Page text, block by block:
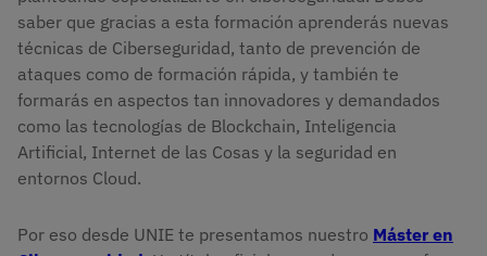
saber que gracias a esta formación aprenderás nuevas
técnicas de Ciberseguridad, tanto de prevención de
ataques como de formación rápida, y también te
formarás en aspectos tan innovadores y demandados
como las tecnologías de Blockchain, Inteligencia
Artificial, Internet de las Cosas y la seguridad en
entornos Cloud.
Por eso desde UNIE te presentamos nuestro Máster en